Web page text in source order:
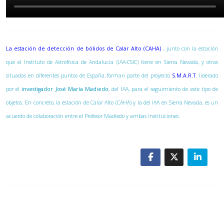
La estación de detección de bólidos de Calar Alto (CAHA) , junto con la estación
que el Instituto de Astrofísica de Andalucía (IAA-CSIC) tiene en Sierra Nevada, y otras
situadas en diferentes puntos de España, forman parte del proyecto S.M.A.R.T. liderado
por el investigador José María Madiedo, del IAA, para el seguimiento de este tipo de
objetos. En concreto, la estación de Calar Alto (CAHA) y la del IAA en Sierra Nevada, es un
acuerdo de colaboración entre el Profesor Madiedo y ambas instituciones.